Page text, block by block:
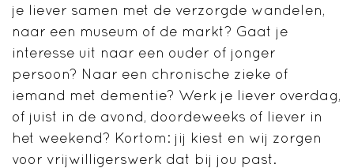
je liever samen met de verzorgde wandelen,
naar een museum of de markt? Gaat je
interesse uit naar een ouder of jonger
persoon? Naar een chronische zieke of
iemand met dementie? Werk je liever overdag,
of juist in de avond, doordeweeks of liever in
het weekend? Kortom: jij kiest en wij zorgen
voor vrijwilligerswerk dat bij jou past.